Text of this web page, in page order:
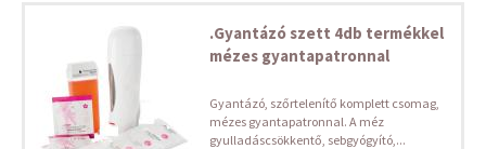
.Gyantázó szett 4db termékkel
mézes gyantapatronnal
Gyantázó, szőrtelenítő komplett csomag,
mézes gyantapatronnal. A méz
gyulladáscsökkentő, sebgyógyító,...